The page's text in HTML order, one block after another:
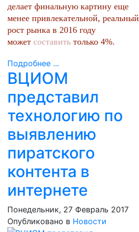
делает финальную картину еще
менее привлекательной, реальный
рост рынка в 2016 году
может составить только 4%.
Подробнее ...
ВЦИОМ
представил
технологию по
выявлению
пиратского
контента в
интернете
Понедельник, 27 Февраль 2017
Опубликовано в Новости